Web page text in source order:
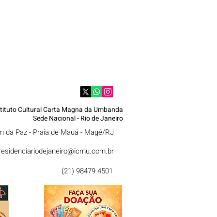
Cultural Carta Magna da Umbanda
Sede Nacional - Rio de Janeiro
da Paz - Praia de Mauá - Magé/RJ
(21) 98479 4501